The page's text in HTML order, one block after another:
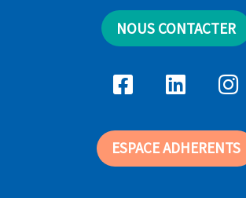
NOUS CONTACTER
ESPACE ADHERENTS